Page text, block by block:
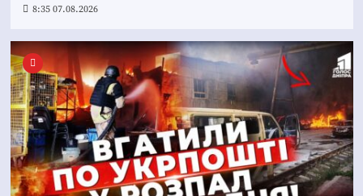
8:35 07.08.2026